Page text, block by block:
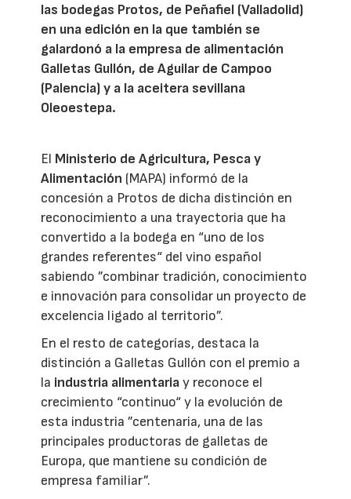
las bodegas Protos, de Peñafiel (Valladolid)
en una edición en la que también se
galardonó a la empresa de alimentación
Galletas Gullón, de Aguilar de Campoo
(Palencia) y a la aceitera sevillana
Oleoestepa.
El Ministerio de Agricultura, Pesca y
Alimentación (MAPA) informó de la
concesión a Protos de dicha distinción en
reconocimiento a una trayectoria que ha
convertido a la bodega en “uno de los
grandes referentes“ del vino español
sabiendo ”combinar tradición, conocimiento
e innovación para consolidar un proyecto de
excelencia ligado al territorio”.
En el resto de categorías, destaca la
distinción a Galletas Gullón con el premio a
la industria alimentariay reconoce el
crecimiento “continuo“ y la evolución de
esta industria ”centenaria, una de las
principales productoras de galletas de
Europa, que mantiene su condición de
empresa familiar”.